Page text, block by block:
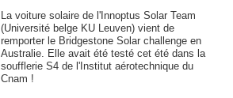
La voiture solaire de l'Innoptus Solar Team
(Université belge KU Leuven) vient de
remporter le Bridgestone Solar challenge en
Australie. Elle avait été testé cet été dans la
soufflerie S4 de l'Institut aérotechnique du
Cnam !